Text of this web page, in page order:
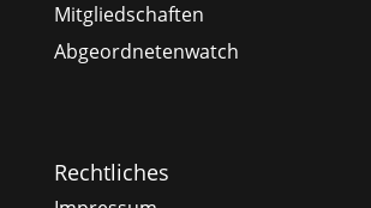
Mitgliedschaften
Abgeordnetenwatch
Rechtliches